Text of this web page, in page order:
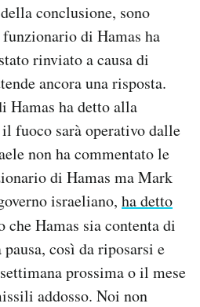
conclusione, sono
di Hamas ha
rinviato a causa di
ancora una risposta.
Hamas ha detto alla
fuoco sarà operativo dalle
non ha commentato le
di Hamas ma Mark
israeliano, ha detto
che Hamas sia contenta di
così da riposarsi e
prossima o il mese
addosso. Noi non